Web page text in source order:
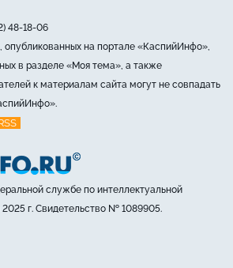
48-18-06
опубликованных на портале «КаспийИнфо»,
в разделе «Моя тема», а также
к материалам сайта могут не совпадать
службе по интеллектуальной
г. Свидетельство № 1089905.